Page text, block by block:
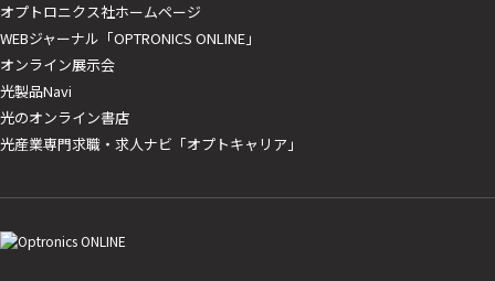
オプトロニクス社ホームページ
WEBジャーナル「OPTRONICS ONLINE」
オンライン展示会
光製品Navi
光のオンライン書店
光産業専門求職・求人ナビ「オプトキャリア」